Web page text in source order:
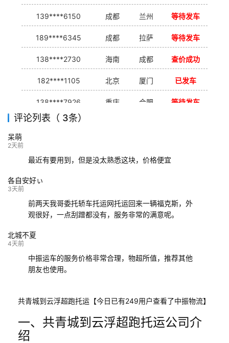
139****6150 成都 兰州 等待发车
189****6345 成都 拉萨 等待发车
138****2730 海南 成都 查价成功
182****1105 北京 厦门 已发车
138****7926 重庆 合肥 等待发车
139****9233
评论列表（ 3条）
呆萌
2天前
最近有要用到，但是没太熟悉这块，价格便宜
各自安好ぃ
3天前
前两天我哥委托轿车托运网托运回来一辆福克斯，外
观很好，一点刮蹭都没有，服务非常的满意呢。
北城不夏
4天前
中振运车的服务价格非常合理，物超所值，推荐其他
朋友也使用。
共青城到云浮超跑托运【今日已有249用户查看了中振物流】
一、共青城到云浮超跑托运公司介
绍